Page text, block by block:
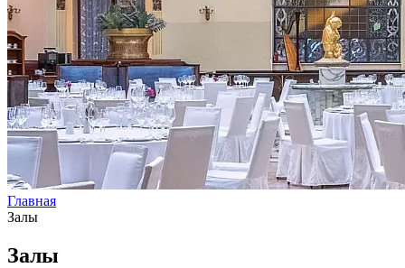
Главная
Залы
Залы